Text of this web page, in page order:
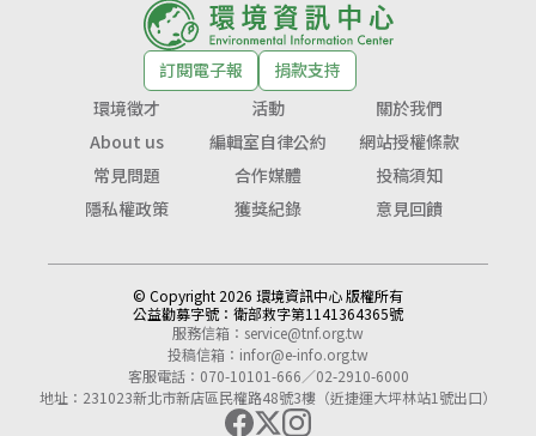
訂閱電子報
捐款支持
環境徵才
活動
關於我們
About us
編輯室自律公約
網站授權條款
常見問題
合作媒體
投稿須知
隱私權政策
獲獎紀錄 意見回饋
© Copyright 2026 環境資訊中心 版權所有
公益勸募字號： 衛部救字第1141364365號
服務信箱： service@tnf.org.tw
投稿信箱： infor@e-info.org.tw
客服電話：070-10101-666／02-2910-6000
地址：231023新北市新店區民權路48號3樓（近捷運大坪林站1號出口）